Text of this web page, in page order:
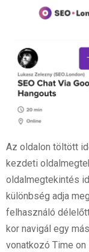
Az oldalon töltött
kezdeti
oldalmegtekintés
különbség adja
felhasználó
kor navigál egy
vonatkozó Time on